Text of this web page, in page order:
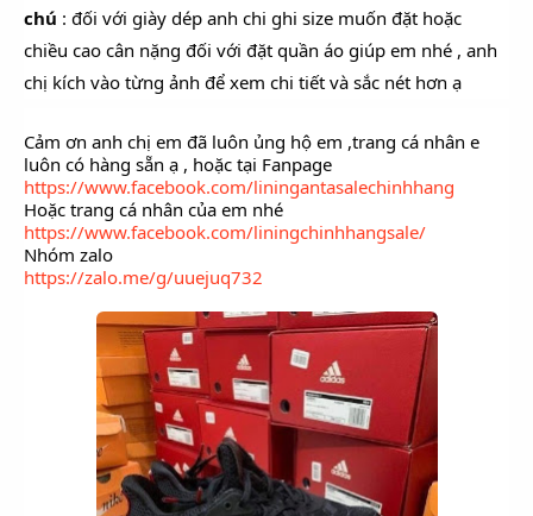
chú : đối với giày dép anh chi ghi size muốn đặt hoặc
chiều cao cân nặng đối với đặt quần áo giúp em nhé , anh
chị kích vào từng ảnh để xem chi tiết và sắc nét hơn ạ
Cảm ơn anh chị em đã luôn ủng hộ em ,trang cá nhân e
luôn có hàng sẵn ạ , hoặc tại Fanpage
https://www.facebook.com/liningantasalechinhhang
Hoặc trang cá nhân của em nhé
https://www.facebook.com/liningchinhhangsale/
Nhóm zalo
https://zalo.me/g/uuejuq732